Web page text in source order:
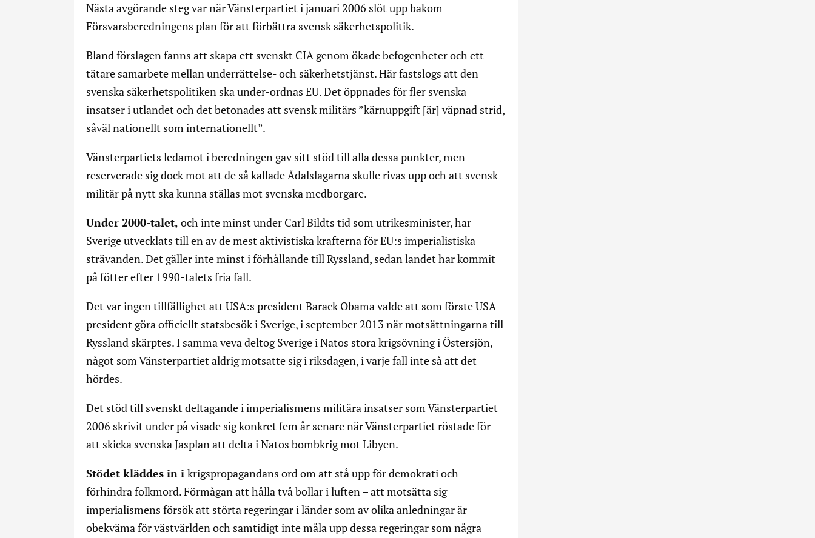
Nästa avgörande steg var när Vänsterpartiet i januari 2006 slöt upp bakom
Försvarsberedningens plan för att förbättra svensk säkerhetspolitik.
Bland förslagen fanns att skapa ett svenskt CIA genom ökade befogenheter och ett
tätare samarbete mellan underrättelse- och säkerhetstjänst. Här fastslogs att den
svenska säkerhetspolitiken ska under-ordnas EU. Det öppnades för fler svenska
insatser i utlandet och det betonades att svensk militärs ”kärnuppgift [är] väpnad strid,
såväl nationellt som internationellt”.
Vänsterpartiets ledamot i beredningen gav sitt stöd till alla dessa punkter, men
reserverade sig dock mot att de så kallade Ådalslagarna skulle rivas upp och att svensk
militär på nytt ska kunna ställas mot svenska medborgare.
Under 2000-talet, och inte minst under Carl Bildts tid som utrikesminister, har
Sverige utvecklats till en av de mest aktivistiska krafterna för EU:s imperialistiska
strävanden. Det gäller inte minst i förhållande till Ryssland, sedan landet har kommit
på fötter efter 1990-talets fria fall.
Det var ingen tillfällighet att USA:s president Barack Obama valde att som förste USA-
president göra officiellt statsbesök i Sverige, i september 2013 när motsättningarna till
Ryssland skärptes. I samma veva deltog Sverige i Natos stora krigsövning i Östersjön,
något som Vänsterpartiet aldrig motsatte sig i riksdagen, i varje fall inte så att det
hördes.
Det stöd till svenskt deltagande i imperialismens militära insatser som Vänsterpartiet
2006 skrivit under på visade sig konkret fem år senare när Vänsterpartiet röstade för
att skicka svenska Jasplan att delta i Natos bombkrig mot Libyen.
Stödet kläddes in i krigspropagandans ord om att stå upp för demokrati och
förhindra folkmord. Förmågan att hålla två bollar i luften – att motsätta sig
imperialismens försök att störta regeringar i länder som av olika anledningar är
obekväma för västvärlden och samtidigt inte måla upp dessa regeringar som några